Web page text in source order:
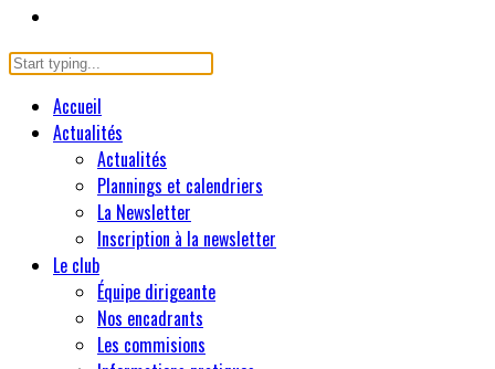
Accueil
Actualités
Actualités
Plannings et calendriers
La Newsletter
Inscription à la newsletter
Le club
Équipe dirigeante
Nos encadrants
Les commisions